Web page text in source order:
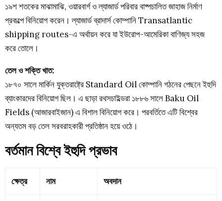
১৯শ শতকের মাঝামাঝি, ওয়ারবার্গ ও ল্যাজার্ড পরিবার বাষ্পচালিত জাহাজ নির্মাণ
প্রকল্পে বিনিয়োগ করেন। ল্যাজার্ড ব্রাদার্স কোম্পানি Transatlantic
shipping routes-এ অর্থায়ন করে যা ইউরোপ-আমেরিকা বাণিজ্য সহজ
করে তোলে।
তেল ও শক্তি খাত:
১৮৭০ সালে মার্কিন যুক্তরাষ্ট্রে Standard Oil কোম্পানি গঠনের পেছনে ইহুদি
ব্যাংকারদের বিনিয়োগ ছিল। এ ছাড়া রথসচাইল্ডরা ১৮৮৬ সালে Baku Oil
Fields (আজারবাইজান) এ বিশাল বিনিয়োগ করে। পরবর্তিতে এটি বিশ্বের
অন্যতম বড় তেল সরবরাহকারী প্রতিষ্ঠান হয়ে ওঠে।
বর্তমান বিশ্বে ইহুদি প্রভাব
ক্ষেত্র নাম অবদান